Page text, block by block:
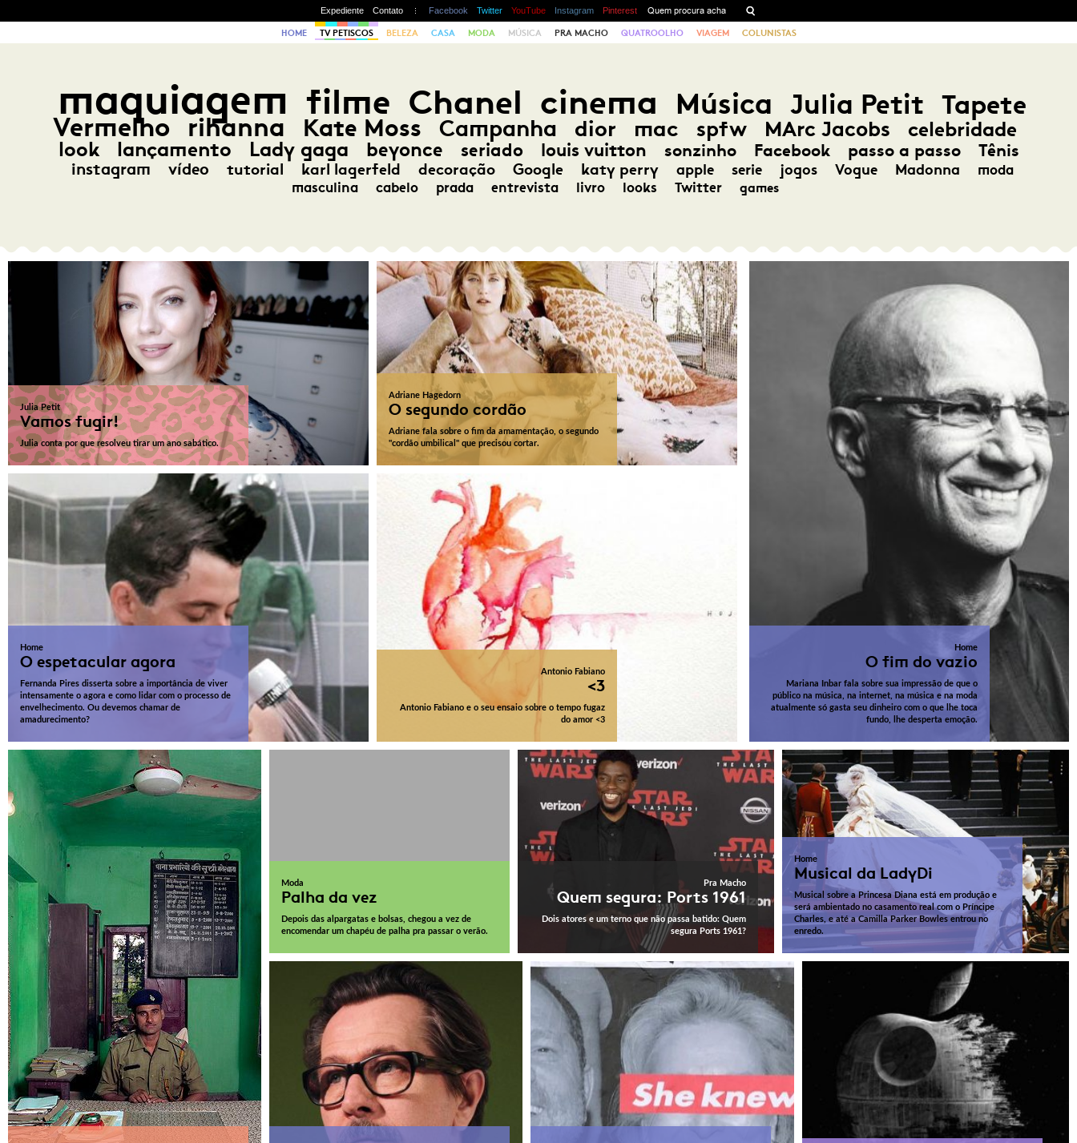
Expediente Contato Facebook Twitter YouTube Instagram Pinterest
HOME TV PETISCOS BELEZA CASA MODA MÚSICA PRA MACHO QUATROOLHO VIAGEM COLUNISTAS
maquiagem filme Chanel cinema Música Julia Petit Tapete
Vermelho rihanna Kate Moss Campanha dior mac spfw MArc Jacobs
celebridade
look
lançamento Lady gaga beyonce seriado louis vuitton sonzinho Facebook passo a passo Tênis
instagram vídeo tutorial karl lagerfeld decoração Google katy perry apple serie jogos Vogue Madonna
moda
masculina
cabelo prada entrevista livro looks Twitter games
Julia Petit
Vamos fugir!
Julia conta por que resolveu tirar um ano sabático.
Adriane Hagedorn
O segundo cordão
Adriane fala sobre o fim da amamentação, o segundo
"cordão umbilical" que precisou cortar.
Home
O espetacular agora
Fernanda Pires disserta sobre a importância de viver
intensamente o agora e como lidar com o processo de
envelhecimento. Ou devemos chamar de
amadurecimento?
Antonio Fabiano
<3
Antonio Fabiano e o seu ensaio sobre o tempo fugaz
do amor <3
Home
O fim do vazio
Mariana Inbar fala sobre sua impressão de que o
público na música, na internet, na música e na moda
atualmente só gasta seu dinheiro com o que lhe toca
fundo, lhe desperta emoção.
Moda
Palha da vez
Depois das alpargatas e bolsas, chegou a vez de
encomendar um chapéu de palha pra passar o verão.
Pra Macho
Quem segura: Ports 1961
Dois atores e um terno que não passa batido: Quem
segura Ports 1961?
Home
Musical da LadyDi
Musical sobre a Princesa Diana está em produção e
será ambientado no casamento real com o Príncipe
Charles, e até a Camilla Parker Bowles entrou no
enredo.